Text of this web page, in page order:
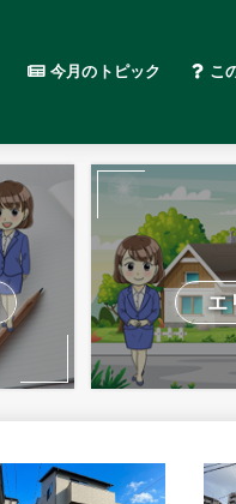
今月のトピック こ
エ